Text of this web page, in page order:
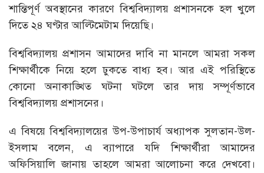
শান্তিপূর্ণ অবস্থানের কারণে বিশ্ববিদ্যালয় প্রশাসনকে হল খুলে
দিতে ২৪ ঘণ্টার আল্টিমেটাম দিয়েছি।
বিশ্ববিদ্যালয় প্রশাসন আমাদের দাবি না মানলে আমরা সকল
শিক্ষার্থীকে নিয়ে হলে ঢুকতে বাধ্য হব। আর এই পরিস্থিতে
কোনো অনাকাঙ্খিত ঘটনা ঘটলে তার দায় সম্পূর্ণভাবে
বিশ্ববিদ্যালয় প্রশাসনের।
এ বিষয়ে বিশ্ববিদ্যালয়ের উপ-উপাচার্য অধ্যাপক সুলতান-উল-
ইসলাম বলেন, এ ব্যাপারে যদি শিক্ষার্থীরা আমাদের
অফিসিয়ালি জানায় তাহলে আমরা আলোচনা করে দেখবো।